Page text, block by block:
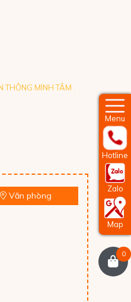
MINH TÂM .
Văn phòng
Menu
Hotline
Zalo
Map
0